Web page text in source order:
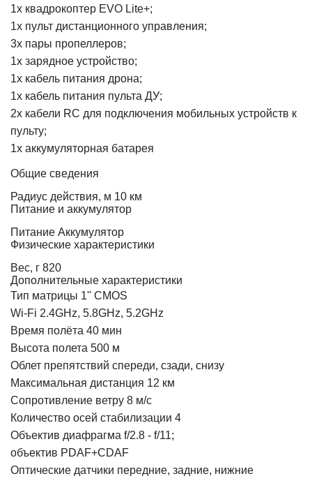
1х квадрокоптер EVO Lite+;
1х пульт дистанционного управления;
3х пары пропеллеров;
1х зарядное устройство;
1х кабель питания дрона;
1х кабель питания пульта ДУ;
2х кабели RC для подключения мобильных устройств к
пульту;
1х аккумуляторная батарея
Общие сведения
Радиус действия, м 10 км
Питание и аккумулятор
Питание Аккумулятор
Физические характеристики
Вес, г 820
Дополнительные характеристики
Тип матрицы 1'' CMOS
Wi-Fi 2.4GHz, 5.8GHz, 5.2GHz
Время полёта 40 мин
Высота полета 500 м
Облет препятствий спереди, сзади, снизу
Максимальная дистанция 12 км
Сопротивление ветру 8 м/с
Количество осей стабилизации 4
Объектив диафрагма f/2.8 - f/11;
объектив PDAF+CDAF
Оптические датчики передние, задние, нижние